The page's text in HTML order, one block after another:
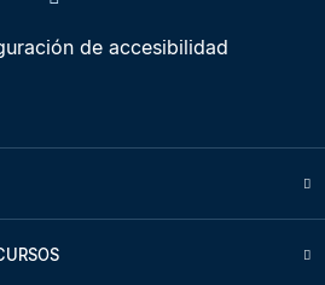
de accesibilidad